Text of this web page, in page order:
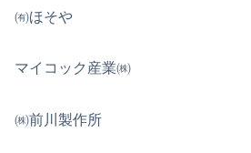
㈲ほそや
マイコック産業㈱
㈱前川製作所